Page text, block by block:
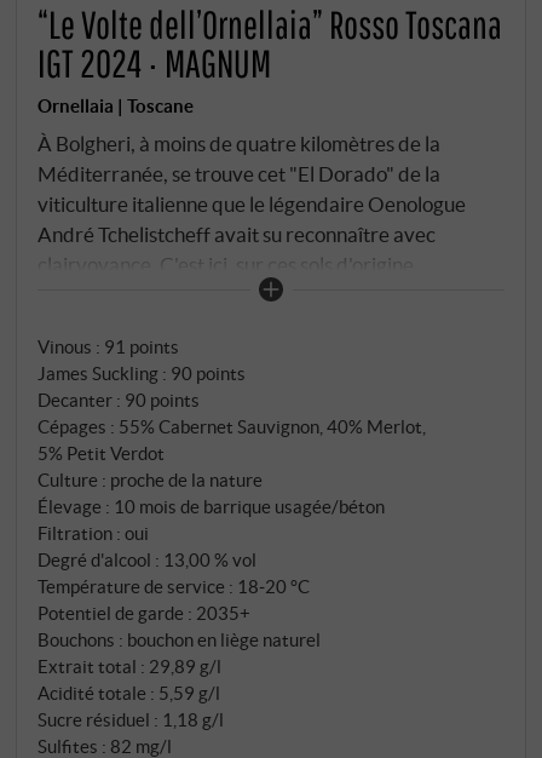
“Le Volte dell’Ornellaia” Rosso Toscana
IGT 2024 · MAGNUM
Ornellaia | Toscane
À Bolgheri, à moins de quatre kilomètres de la
Méditerranée, se trouve cet "El Dorado" de la
viticulture italienne que le légendaire Oenologue
André Tchelistcheff avait su reconnaître avec
clairvoyance. C'est ici, sur ces sols d'origine
volcanique, entre une ancienne allée de cyprès et la
accessible d'un domaine viticole dont le nom est
synonyme, dans le monde entier, d'une qualité sans
compromis. Cette cuvée, composée à 55 % de
cabernet sauvignon, 40 % de merlot et 5 % de petit
verdot, est vinifiée cépage par cépage dans de
petites cuves en acier afin de préserver les
caractéristiques propres à chacun. Après la
fermentation malolactique, le vin mûrit pendant dix
mois, en partie dans des barriques Ornellaia
usagées, en partie dans des cuves en béton – un
équilibre délibéré entre structure et expression
fruitée.
Vinous : 91 points
James Suckling : 90 points
Decanter : 90 points
Cépages : 55% Cabernet Sauvignon, 40% Merlot,
5% Petit Verdot
Culture : proche de la nature
Élevage : 10 mois de barrique usagée/béton
Filtration : oui
Degré d'alcool : 13,00 % vol
Température de service : 18‑20 °C
Potentiel de garde : 2035+
Bouchons : bouchon en liège naturel
Extrait total : 29,89 g/l
Acidité totale : 5,59 g/l
Sucre résiduel : 1,18 g/l
Sulfites : 82 mg/l